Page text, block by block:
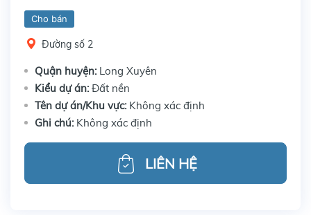
Cho bán
Đường số 2
Quận huyện: Long Xuyên
Kiểu dự án:Đất nền
Tên dự án/Khu vực: Không xác định
Ghi chú: Không xác định
LIÊN HỆ